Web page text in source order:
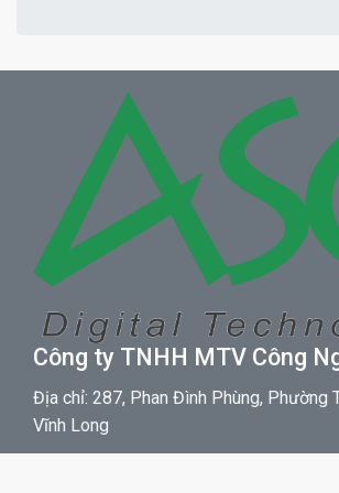
Công ty TNHH MTV Công
Địa chỉ: 287, Phan Đình Phùng, Phường
Vĩnh Long